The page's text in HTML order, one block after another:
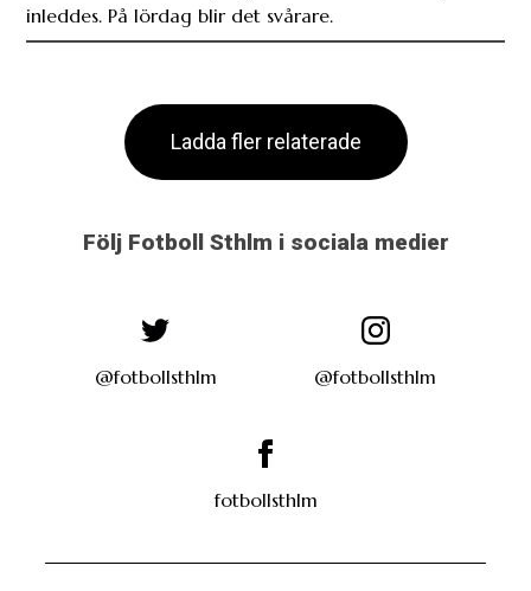
inleddes. På lördag blir det svårare.
Ladda fler relaterade
Följ Fotboll Sthlm i sociala medier
@fotbollsthlm @fotbollsthlm
fotbollsthlm